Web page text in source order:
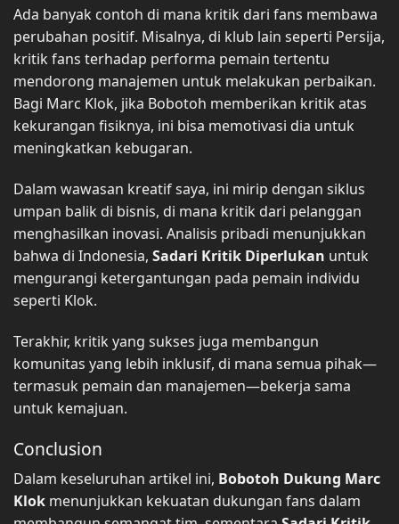
Ada banyak contoh di mana kritik dari fans membawa
perubahan positif. Misalnya, di klub lain seperti Persija,
kritik fans terhadap performa pemain tertentu
mendorong manajemen untuk melakukan perbaikan.
Bagi Marc Klok, jika Bobotoh memberikan kritik atas
kekurangan fisiknya, ini bisa memotivasi dia untuk
meningkatkan kebugaran.
Dalam wawasan kreatif saya, ini mirip dengan siklus
umpan balik di bisnis, di mana kritik dari pelanggan
menghasilkan inovasi. Analisis pribadi menunjukkan
bahwa di Indonesia, Sadari Kritik Diperlukan untuk
mengurangi ketergantungan pada pemain individu
seperti Klok.
Terakhir, kritik yang sukses juga membangun
komunitas yang lebih inklusif, di mana semua pihak—
termasuk pemain dan manajemen—bekerja sama
untuk kemajuan.
Conclusion
Dalam keseluruhan artikel ini, Bobotoh Dukung Marc
Klok menunjukkan kekuatan dukungan fans dalam